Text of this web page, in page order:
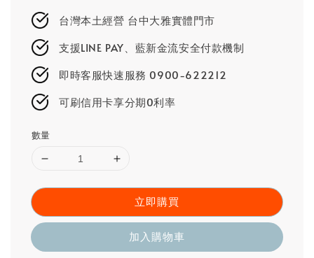
price
台灣本土經營 台中大雅實體門市
支援LINE PAY、藍新金流安全付款機制
即時客服快速服務 0900-622212
可刷信用卡享分期0利率
數量
立即購買
加入購物車